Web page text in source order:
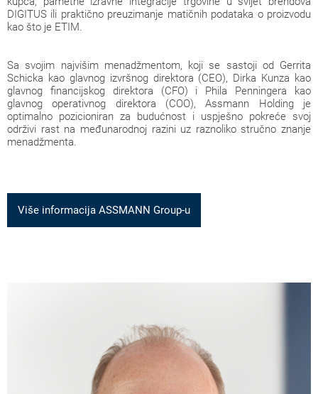
DIGITUS ili praktično preuzimanje matičnih podataka o proizvodu
kao što je ETIM.
Sa svojim najvišim menadžmentom, koji se sastoji od Gerrita
Schicka kao glavnog izvršnog direktora (CEO), Dirka Kunza kao
glavnog financijskog direktora (CFO) i Phila Penningera kao
glavnog operativnog direktora (COO), Assmann Holding je
optimalno pozicioniran za budućnost i uspješno pokreće svoj
održivi rast na međunarodnoj razini uz raznoliko stručno znanje
menadžmenta.
Više informacija ASSMANN Group-u